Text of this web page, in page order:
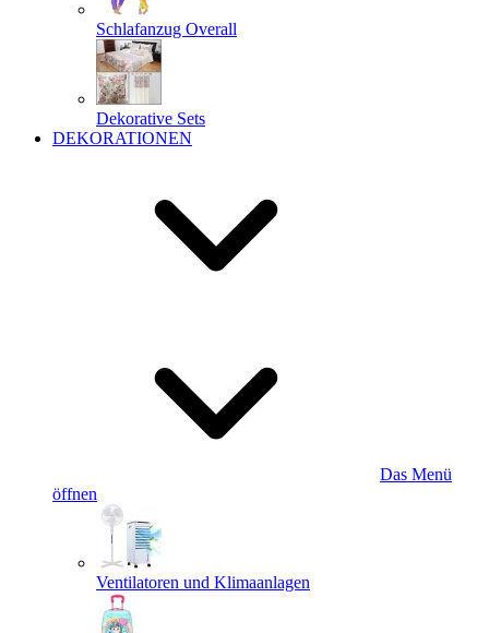
Schlafanzug Overall
Dekorative Sets
DEKORATIONEN
Das Menü
öffnen
Ventilatoren und Klimaanlagen